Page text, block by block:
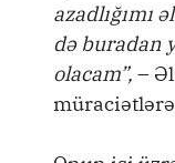
azadlığımı
də buradan
olacam”, –